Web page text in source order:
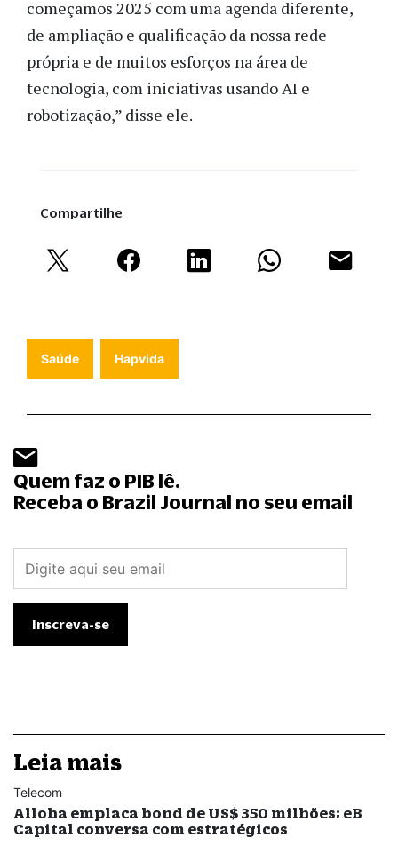
começamos 2025 com uma agenda diferente,
de ampliação e qualificação da nossa rede
própria e de muitos esforços na área de
tecnologia, com iniciativas usando AI e
robotização,” disse ele.
Compartilhe
Saúde Hapvida
Quem faz o PIB lê.
Receba o Brazil Journal no seu email
Leia mais
Telecom
Alloha emplaca bond de US$ 350 milhões; eB
Capital conversa com estratégicos